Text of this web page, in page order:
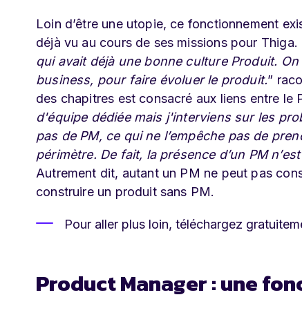
Loin d’être une utopie, ce fonctionnement
déjà vu au cours de ses missions pour Thiga.
qui avait déjà une bonne culture Produit.
business, pour faire évoluer le produit.”
des chapitres est consacré aux liens entre le
d'équipe dédiée mais j'interviens sur les
pas de PM, ce qui ne l’empêche pas de
périmètre. De fait, la présence d’un PM
Autrement dit, autant un PM ne peut pas
construire un produit sans PM.
Pour aller plus loin, téléchargez
Product Manager : une